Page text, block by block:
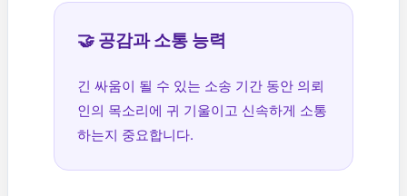
🤝 공감과 소통 능력
긴 싸움이 될 수 있는 소송 기간 동안 의뢰
인의 목소리에 귀 기울이고 신속하게 소통
하는지 중요합니다.